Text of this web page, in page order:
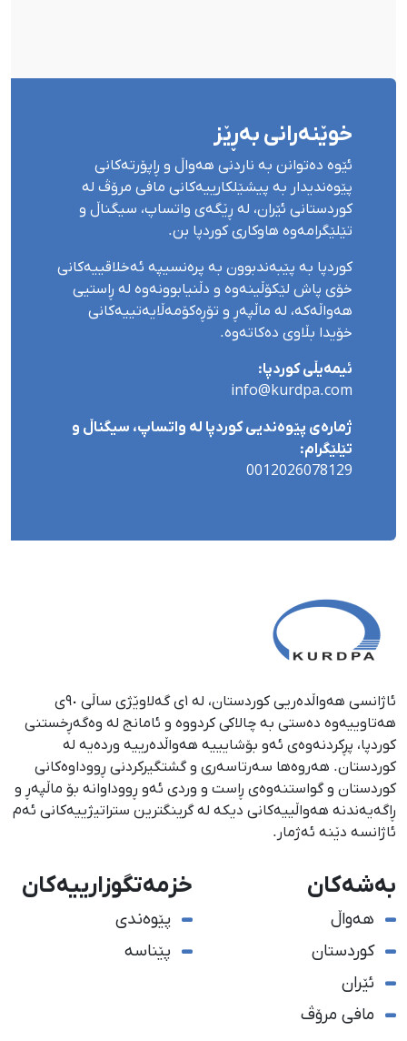
خوێنەرانی بەڕێز
ئێوە دەتوانن بە ناردنی هەواڵ و ڕاپۆرتەکانی
پێوەندیدار بە پیشێلکارییەکانی مافی مرۆڤ لە
کوردستانی ئێران، لە ڕێگەی واتساپ، سیگناڵ و
تێلێگرامەوە هاوکاری کوردپا بن.
کوردپا بە پێبەندبوون بە پرەنسیپە ئەخلاقییەکانی
خۆی پاش لێکۆڵینەوە و دڵنیابوونەوە لە ڕاستیی
هەواڵەکە، لە ماڵپەڕ و تۆڕەکۆمەڵایەتییەکانی
خۆیدا بڵاوی دەکاتەوە.
ئیمەیڵی کوردپا:
info@kurdpa.com
ژمارەی پێوەندیی کوردپا لە واتساپ، سیگناڵ و
تێلێگرام:
0012026078129
ئاژانسی هەواڵدەریی کوردستان، لە ١ی گەلاوێژی ساڵی ٩٠ی
هەتاوییەوە دەستی بە چالاکی کردووە و ئامانج لە وەگەڕخستنی
كوردپا، پڕكردنەوەی ئەو بۆشایییە هەواڵدەرییە وردەیە لە
كوردستان. هەروەها سەرتاسەری و گشتگیركردنی ڕووداوەكانی
كوردستان و گواستنەوەی ڕاست و وردی ئەو ڕووداوانە بۆ ماڵپەڕ و
ڕاگەیەندنە هەواڵییەكانی دیكە لە گرینگترین ستراتیژییەكانی ئەم
ئاژانسە دێنە ئەژمار.
بەشەکان
هەواڵ
کوردستان
ئێران
مافی مرۆڤ
خزمەتگوزارییەکان
پێوەندی
پێناسە